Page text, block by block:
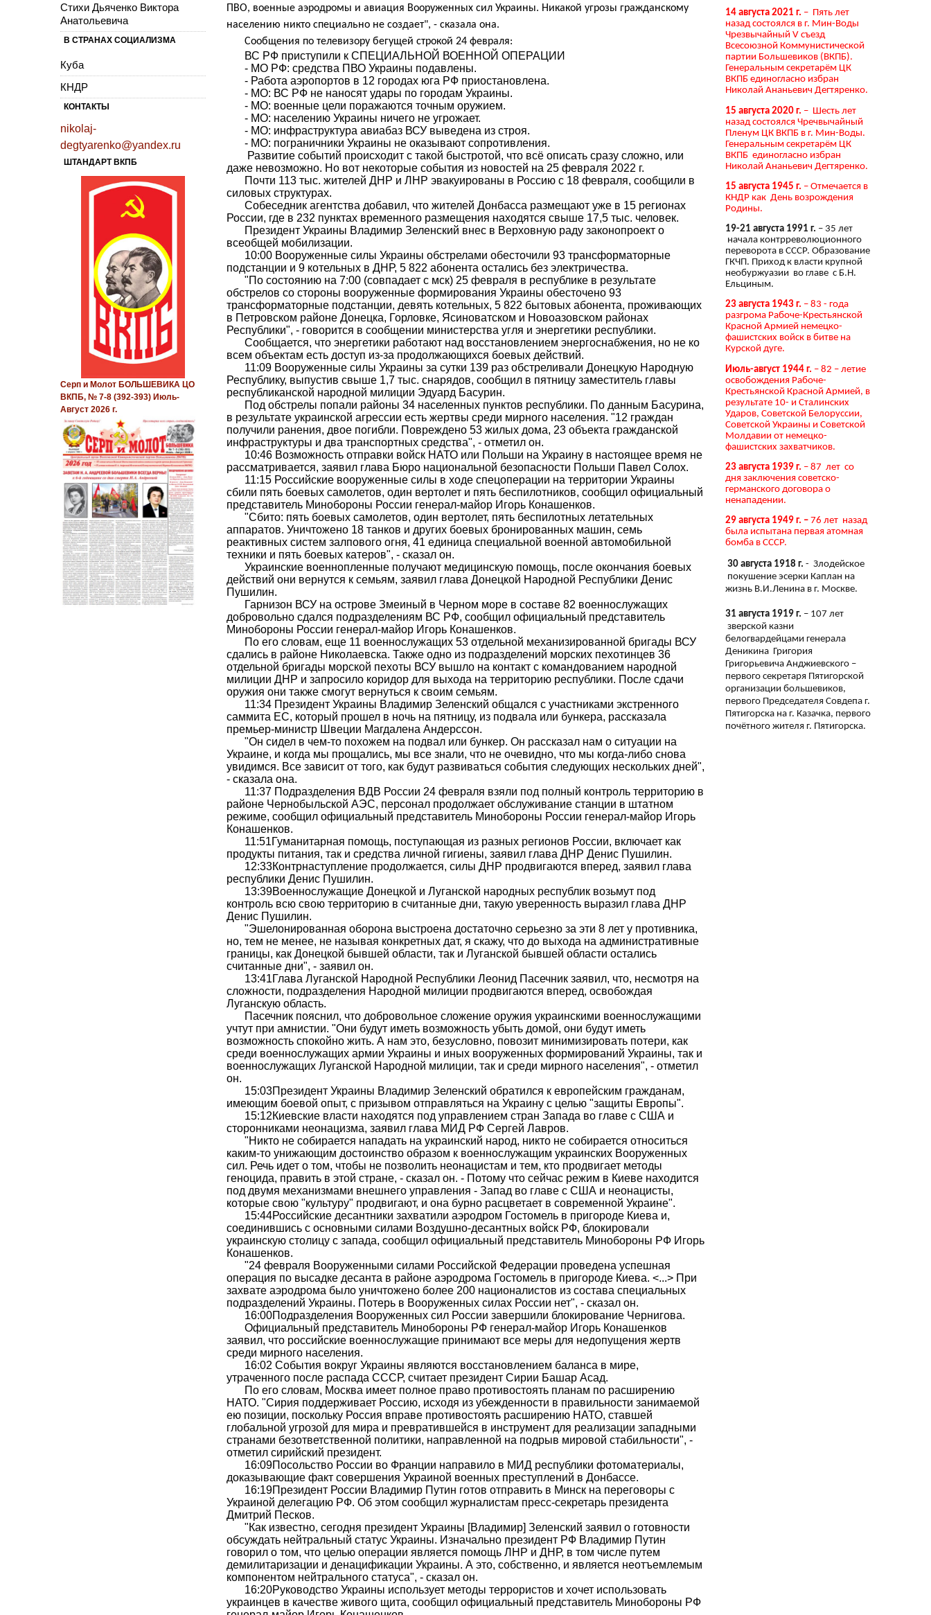
ПВО, военные аэродромы и авиация Вооруженных сил Украины. Никакой угрозы гражданскому
населению никто специально не создает", - сказала она.
Сообщения по телевизору бегущей строкой 24 февраля:
ВС РФ приступили к СПЕЦИАЛЬНОЙ ВОЕННОЙ ОПЕРАЦИИ
- МО РФ: средства ПВО Украины подавлены.
- Работа аэропортов в 12 городах юга РФ приостановлена.
- МО: ВС РФ не наносят удары по городам Украины.
- МО: военные цели поражаются точным оружием.
- МО: населению Украины ничего не угрожает.
- МО: инфраструктура авиабаз ВСУ выведена из строя.
- МО: пограничники Украины не оказывают сопротивления.
Развитие событий происходит с такой быстротой, что всё описать сразу сложно, или
даже невозможно. Но вот некоторые события из новостей на 25 февраля 2022 г.
Почти 113 тыс. жителей ДНР и ЛНР эвакуированы в Россию с 18 февраля, сообщили в
силовых структурах.
Собеседник агентства добавил, что жителей Донбасса размещают уже в 15 регионах
России, где в 232 пунктах временного размещения находятся свыше 17,5 тыс. человек.
Президент Украины Владимир Зеленский внес в Верховную раду законопроект о
всеобщей мобилизации.
10:00 Вооруженные силы Украины обстрелами обесточили 93 трансформаторные
подстанции и 9 котельных в ДНР, 5 822 абонента остались без электричества.
"По состоянию на 7:00 (совпадает с мск) 25 февраля в республике в результате
обстрелов со стороны вооруженные формирования Украины обесточено 93
трансформаторные подстанции, девять котельных, 5 822 бытовых абонента, проживающих
в Петровском районе Донецка, Горловке, Ясиноватском и Новоазовском районах
Республики", - говорится в сообщении министерства угля и энергетики республики.
Сообщается, что энергетики работают над восстановлением энергоснабжения, но не ко
всем объектам есть доступ из-за продолжающихся боевых действий.
11:09 Вооруженные силы Украины за сутки 139 раз обстреливали Донецкую Народную
Республику, выпустив свыше 1,7 тыс. снарядов, сообщил в пятницу заместитель главы
республиканской народной милиции Эдуард Басурин.
Под обстрелы попали районы 34 населенных пунктов республики. По данным Басурина,
в результате украинской агрессии есть жертвы среди мирного населения. "12 граждан
получили ранения, двое погибли. Повреждено 53 жилых дома, 23 объекта гражданской
инфраструктуры и два транспортных средства", - отметил он.
10:46 Возможность отправки войск НАТО или Польши на Украину в настоящее время не
рассматривается, заявил глава Бюро национальной безопасности Польши Павел Солох.
11:15 Российские вооруженные силы в ходе спецоперации на территории Украины
сбили пять боевых самолетов, один вертолет и пять беспилотников, сообщил официальный
представитель Минобороны России генерал-майор Игорь Конашенков.
"Сбито: пять боевых самолетов, один вертолет, пять беспилотных летательных
аппаратов. Уничтожено 18 танков и других боевых бронированных машин, семь
реактивных систем залпового огня, 41 единица специальной военной автомобильной
техники и пять боевых катеров", - сказал он.
Украинские военнопленные получают медицинскую помощь, после окончания боевых
действий они вернутся к семьям, заявил глава Донецкой Народной Республики Денис
Пушилин.
Гарнизон ВСУ на острове Змеиный в Черном море в составе 82 военнослужащих
добровольно сдался подразделениям ВС РФ, сообщил официальный представитель
Минобороны России генерал-майор Игорь Конашенков.
По его словам, еще 11 военнослужащих 53 отдельной механизированной бригады ВСУ
сдались в районе Николаевска. Также одно из подразделений морских пехотинцев 36
отдельной бригады морской пехоты ВСУ вышло на контакт с командованием народной
милиции ДНР и запросило коридор для выхода на территорию республики. После сдачи
оружия они также смогут вернуться к своим семьям.
11:34 Президент Украины Владимир Зеленский общался с участниками экстренного
саммита ЕС, который прошел в ночь на пятницу, из подвала или бункера, рассказала
премьер-министр Швеции Магдалена Андерссон.
"Он сидел в чем-то похожем на подвал или бункер. Он рассказал нам о ситуации на
Украине, и когда мы прощались, мы все знали, что не очевидно, что мы когда-либо снова
увидимся. Все зависит от того, как будут развиваться события следующих нескольких дней",
- сказала она.
11:37 Подразделения ВДВ России 24 февраля взяли под полный контроль территорию в
районе Чернобыльской АЭС, персонал продолжает обслуживание станции в штатном
режиме, сообщил официальный представитель Минобороны России генерал-майор Игорь
Конашенков.
11:51Гуманитарная помощь, поступающая из разных регионов России, включает как
продукты питания, так и средства личной гигиены, заявил глава ДНР Денис Пушилин.
12:33Контрнаступление продолжается, силы ДНР продвигаются вперед, заявил глава
республики Денис Пушилин.
13:39Военнослужащие Донецкой и Луганской народных республик возьмут под
контроль всю свою территорию в считанные дни, такую уверенность выразил глава ДНР
Денис Пушилин.
"Эшелонированная оборона выстроена достаточно серьезно за эти 8 лет у противника,
но, тем не менее, не называя конкретных дат, я скажу, что до выхода на административные
границы, как Донецкой бывшей области, так и Луганской бывшей области остались
считанные дни", - заявил он.
13:41Глава Луганской Народной Республики Леонид Пасечник заявил, что, несмотря на
сложности, подразделения Народной милиции продвигаются вперед, освобождая
Луганскую область.
Пасечник пояснил, что добровольное сложение оружия украинскими военнослужащими
учтут при амнистии. "Они будут иметь возможность убыть домой, они будут иметь
возможность спокойно жить. А нам это, безусловно, повозит минимизировать потери, как
среди военнослужащих армии Украины и иных вооруженных формирований Украины, так и
военнослужащих Луганской Народной милиции, так и среди мирного населения", - отметил
он.
15:03Президент Украины Владимир Зеленский обратился к европейским гражданам,
имеющим боевой опыт, с призывом отправляться на Украину с целью "защиты Европы".
15:12Киевские власти находятся под управлением стран Запада во главе с США и
сторонниками неонацизма, заявил глава МИД РФ Сергей Лавров.
"Никто не собирается нападать на украинский народ, никто не собирается относиться
каким-то унижающим достоинство образом к военнослужащим украинских Вооруженных
сил. Речь идет о том, чтобы не позволить неонацистам и тем, кто продвигает методы
геноцида, править в этой стране, - сказал он. - Потому что сейчас режим в Киеве находится
под двумя механизмами внешнего управления - Запад во главе с США и неонацисты,
которые свою "культуру" продвигают, и она бурно расцветает в современной Украине".
15:44Российские десантники захватили аэродром Гостомель в пригороде Киева и,
соединившись с основными силами Воздушно-десантных войск РФ, блокировали
украинскую столицу с запада, сообщил официальный представитель Минобороны РФ Игорь
Конашенков.
"24 февраля Вооруженными силами Российской Федерации проведена успешная
операция по высадке десанта в районе аэродрома Гостомель в пригороде Киева. <...> При
захвате аэродрома было уничтожено более 200 националистов из состава специальных
подразделений Украины. Потерь в Вооруженных силах России нет", - сказал он.
16:00Подразделения Вооруженных сил России завершили блокирование Чернигова.
Официальный представитель Минобороны РФ генерал-майор Игорь Конашенков
заявил, что российские военнослужащие принимают все меры для недопущения жертв
среди мирного населения.
16:02 События вокруг Украины являются восстановлением баланса в мире,
утраченного после распада СССР, считает президент Сирии Башар Асад.
По его словам, Москва имеет полное право противостоять планам по расширению
НАТО. "Сирия поддерживает Россию, исходя из убежденности в правильности занимаемой
ею позиции, поскольку Россия вправе противостоять расширению НАТО, ставшей
глобальной угрозой для мира и превратившейся в инструмент для реализации западными
странами безответственной политики, направленной на подрыв мировой стабильности", -
отметил сирийский президент.
16:09Посольство России во Франции направило в МИД республики фотоматериалы,
доказывающие факт совершения Украиной военных преступлений в Донбассе.
16:19Президент России Владимир Путин готов отправить в Минск на переговоры с
Украиной делегацию РФ. Об этом сообщил журналистам пресс-секретарь президента
Дмитрий Песков.
"Как известно, сегодня президент Украины [Владимир] Зеленский заявил о готовности
обсуждать нейтральный статус Украины. Изначально президент РФ Владимир Путин
говорил о том, что целью операции является помощь ЛНР и ДНР, в том числе путем
демилитаризации и денацификации Украины. А это, собственно, и является неотъемлемым
компонентом нейтрального статуса", - сказал он.
16:20Руководство Украины использует методы террористов и хочет использовать
украинцев в качестве живого щита, сообщил официальный представитель Минобороны РФ
Стихи Дьяченко Виктора
Анатольевича
В СТРАНАХ СОЦИАЛИЗМА
Куба
КНДР
КОНТАКТЫ
nikolaj-
degtyarenko@yandex.ru
ШТАНДАРТ ВКПБ
Серп и Молот БОЛЬШЕВИКА ЦО
ВКПБ, № 7-8 (392-393) Июль-
Август 2026 г.
14 августа 2021 г. – Пять лет
назад состоялся в г. Мин-Воды
Чрезвычайный V съезд
Всесоюзной Коммунистической
партии Большевиков (ВКПБ).
Генеральным секретарём ЦК
ВКПБ единогласно избран
Николай Ананьевич Дегтяренко.
15 августа 2020 г. – Шесть лет
назад состоялся Чречвычайный
Пленум ЦК ВКПБ в г. Мин-Воды.
Генеральным секретарём ЦК
ВКПБ единогласно избран
Николай Ананьевич Дегтяренко.
15 августа 1945 г. – Отмечается в
КНДР как День возрождения
Родины.
19-21 августа 1991 г. – 35 лет
начала контрреволюционного
переворота в СССР. Образование
ГКЧП. Приход к власти крупной
необуржуазии во главе с Б.Н.
Ельциным.
23 августа 1943 г. – 83 - года
разгрома Рабоче-Крестьянской
Красной Армией немецко-
фашистских войск в битве на
Курской дуге.
Июль-август 1944 г. – 82 – летие
освобождения Рабоче-
Крестьянской Красной Армией, в
результате 10- и Сталинских
Ударов, Советской Белоруссии,
Советской Украины и Советской
Молдавии от немецко-
фашистских захватчиков.
23 августа 1939 г. – 87 лет со
дня заключения советско-
германского договора о
ненападении.
29 августа 1949 г. – 76 лет назад
была испытана первая атомная
бомба в СССР.
30 августа 1918 г. - Злодейское
покушение эсерки Каплан на
жизнь В.И.Ленина в г. Москве.
31 августа 1919 г. – 107 лет
зверской казни
белогвардейцами генерала
Деникина Григория
Григорьевича Анджиевского –
первого секретаря Пятигорской
организации большевиков,
первого Председателя Совдепа г.
Пятигорска на г. Казачка, первого
почётного жителя г. Пятигорска.